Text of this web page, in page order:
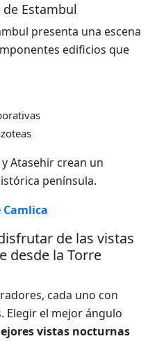
Estambul
presenta una escena
edificios que
Atasehir crean un
península.
Camlica
de las vistas
desde la Torre
cada uno con
Elegir el mejor ángulo
vistas nocturnas